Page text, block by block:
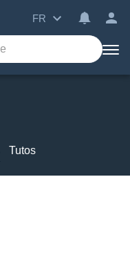
FR
Tutos